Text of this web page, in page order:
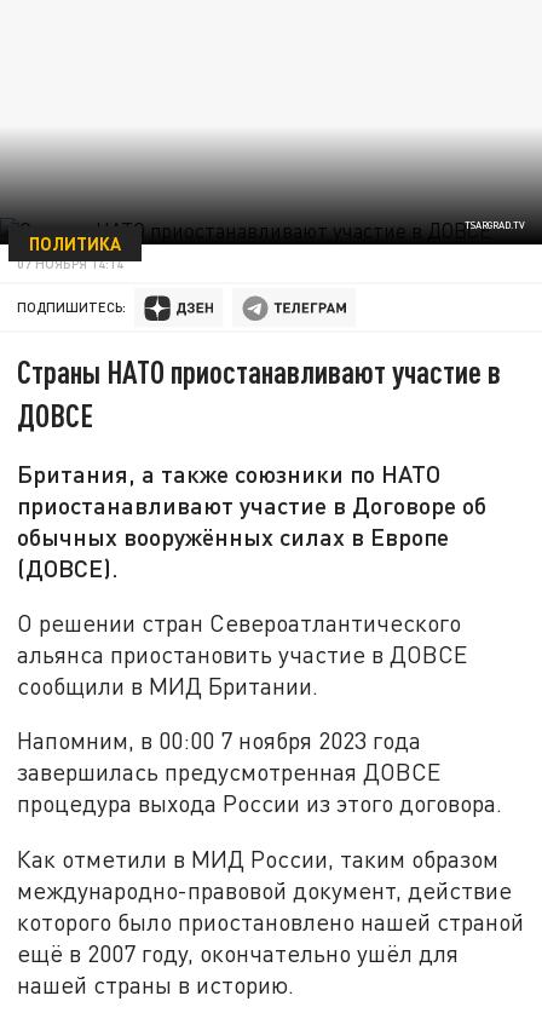
TSARGRAD.TV
ПОЛИТИКА
07 НОЯБРЯ 14:14
ПОДПИШИТЕСЬ:
Страны НАТО приостанавливают участие в
ДОВСЕ
Британия, а также союзники по НАТО
приостанавливают участие в Договоре об
обычных вооружённых силах в Европе
(ДОВСЕ).
О решении стран Североатлантического
альянса приостановить участие в ДОВСЕ
сообщили в МИД Британии.
Напомним, в 00:00 7 ноября 2023 года
завершилась предусмотренная ДОВСЕ
процедура выхода России из этого договора.
Как отметили в МИД России, таким образом
международно-правовой документ, действие
которого было приостановлено нашей страной
ещё в 2007 году, окончательно ушёл для
нашей страны в историю.